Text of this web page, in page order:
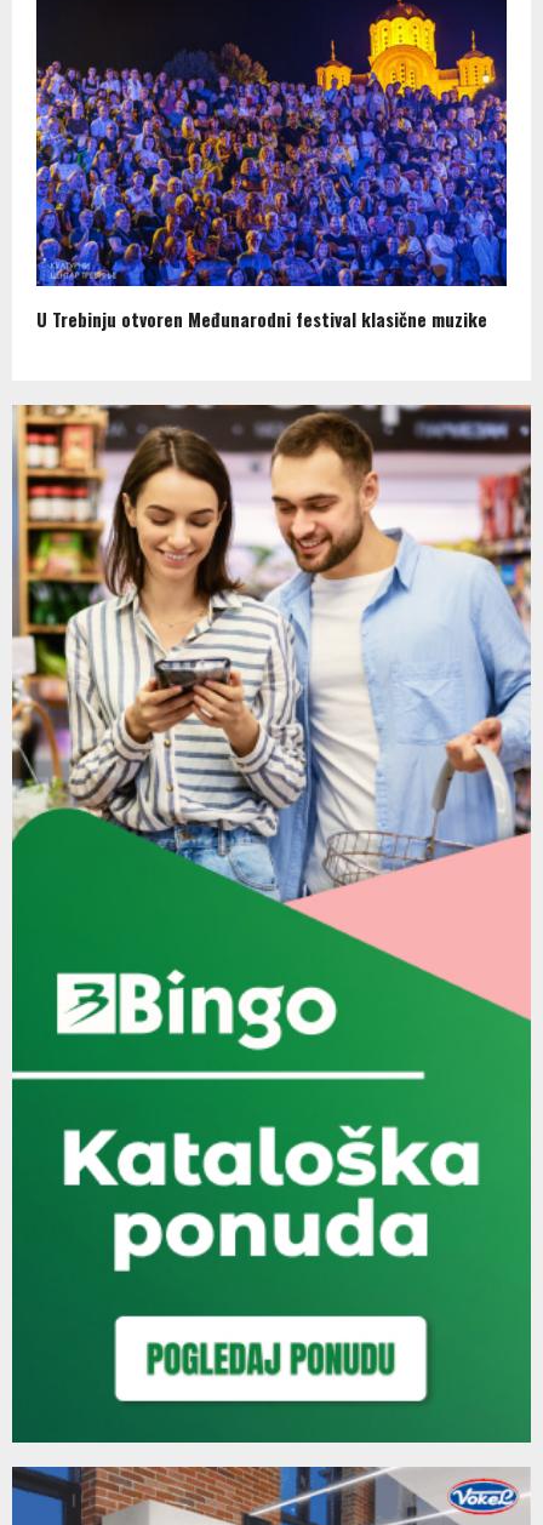
U Trebinju otvoren Međunarodni festival klasične muzike